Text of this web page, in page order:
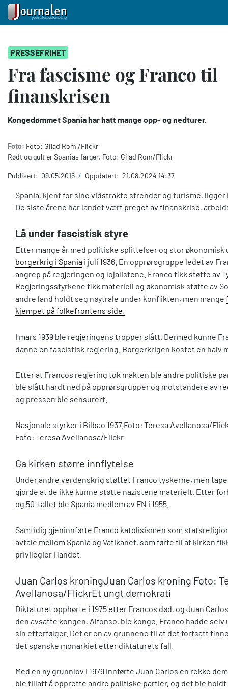
hovedinnhold
PRESSEFRIHET
Fra fascisme og Franco til
finanskrisen
Kongedømmet Spania har hatt mange opp- og nedturer.
Foto: Foto: Gilad Rom /Flickr
Rødt og gult er Spanias farger. Foto: Gilad Rom/Flickr
Publisert: 09.05.2016 / Oppdatert: 21.08.2024 14:37
Spania, kjent for sine vidstrakte strender og turisme, ligger
De siste årene har landet vært preget av finanskrise,
Lå under fascistisk styre
Etter mange år med politiske splittelser og stor
borgerkrig i Spania i juli 1936. En opprørsgruppe ledet av
angrep på regjeringen og lojalistene. Franco fikk støtte av
Regjeringsstyrkene fikk materiell og økonomisk støtte av
andre land holdt seg nøytrale under konflikten, men mange
kjempet på folkefrontens side.
I mars 1939 ble regjeringens tropper slått. Dermed kunne
danne en fascistisk regjering. Borgerkrigen kostet en halv
Etter at Francos regjering tok makten ble andre politiske
ble slått hardt ned på opprørsgrupper og motstandere av
og pressen ble sensurert.
Nasjonale styrker i Bilbao 1937. Foto: Teresa Avellanosa/
Foto: Teresa Avellanosa/Flickr
Ga kirken større innflytelse
Under andre verdenskrig støttet Franco tyskerne, men
gjorde at de ikke kunne støtte nazistene materielt. Etter
og 50-tallet ble Spania medlem av FN i 1955.
Samtidig gjeninnførte Franco katolisismen som
avtale mellom Spania og Vatikanet, som førte til at kirken
privilegier i landet.
Juan Carlos kroningJuan Carlos kroning Foto:
Avellanosa/FlickrEt ungt demokrati
Diktaturet opphørte i 1975 etter Francos død, og Juan
den avsatte kongen, Alfonso, ble konge. Franco hadde
sin etterfølger. Det er en av grunnene til at det fortsatt
det spanske monarkiet etter diktaturets fall.
Med en ny grunnlov i 1979 innførte Juan Carlos en rekke
ble tillatt å opprette andre politiske partier, og det ble